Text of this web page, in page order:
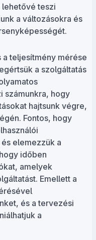
teszi
a változásokra és
teljesítmény mérése
a szolgáltatás
számunkra, hogy
hajtsunk végre,
Fontos, hogy
elemezzük a
időben
amelyek
Emellett a
és a tervezési
a